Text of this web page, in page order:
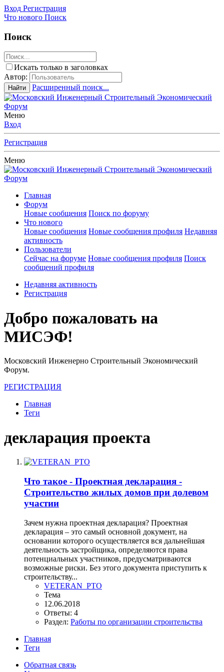
Вход Регистрация
Что нового Поиск
Поиск
Искать только в заголовках
Автор:
Найти Расширенный поиск...
Меню
Вход
Регистрация
Меню
Главная
Форум
Новые сообщения Поиск по форуму
Что нового
Новые сообщения Новые сообщения профиля Недавняя
активность
Пользователи
Сейчас на форуме Новые сообщения профиля Поиск
сообщений профиля
Недавняя активность
Регистрация
Добро пожаловать на
МИСЭФ!
Московский Инженерно Строительный Экономический
Форум.
РЕГИСТРАЦИЯ
Главная
Теги
декларация проекта
Что такое - Проектная декларация -
Строительство жилых домов при долевом
участии
Зачем нужна проектная декларация? Проектная
декларация – это самый основной документ, на
основании которого осуществляется вся дальнейшая
деятельность застройщика, определяются права
потенциальных участников, предусматриваются
возможные риски. Без этого документа приступить к
строительству...
VETERAN_PTO
Тема
12.06.2018
Ответы: 4
Раздел: Работы по организации строительства
Главная
Теги
Обратная связь